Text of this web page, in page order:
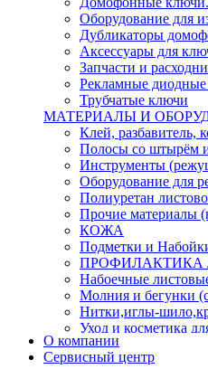
Оборудование для
Дубликаторы
Аксессуары для
Запчасти и
Рекламные
Трубчатые ключи
МАТЕРИАЛЫ И
Клей, разбавитель,
Полосы со штырём
Инструменты
Оборудование для
Полиуретан
Прочие материалы
КОЖА
Подметки и
ПРОФИЛАКТИКА
Набоечные
Молния и бегунки
Нитки,иглы-
Уход и косметика
Кнопки
Пряжки для ремня
О компании
Сервисный центр